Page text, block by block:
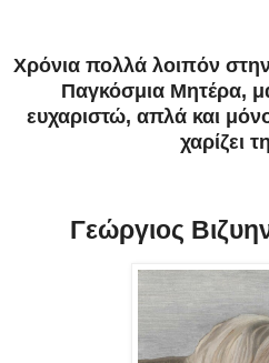
Χρόνια πολλά λοιπόν
Παγκόσμια Μητέρα,
ευχαριστώ, απλά και
χαρίζει
Γεώργιος